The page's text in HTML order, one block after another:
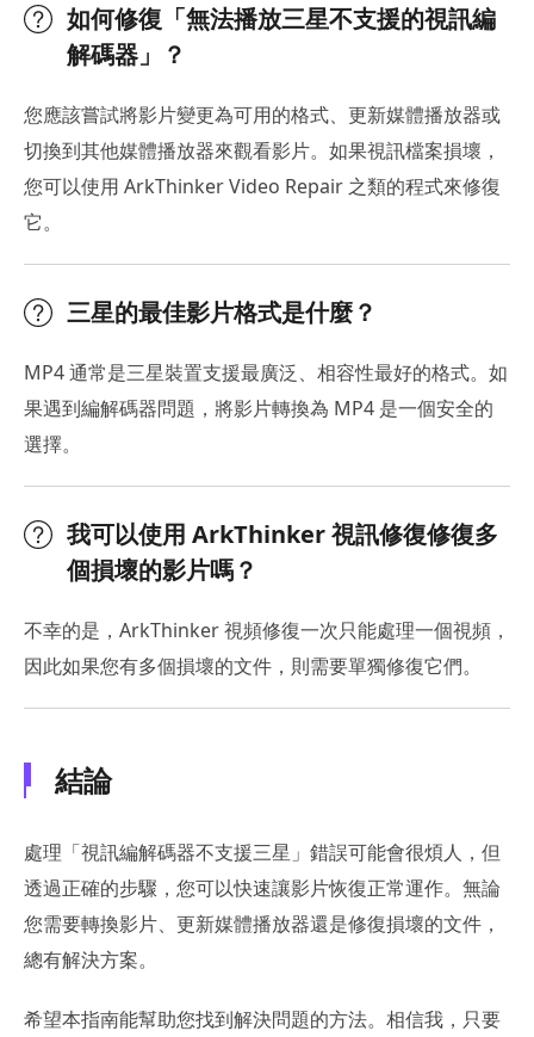
如何修復「無法播放三星不支援的視訊編
解碼器」？
您應該嘗試將影片變更為可用的格式、更新媒體播放器或
切換到其他媒體播放器來觀看影片。如果視訊檔案損壞，
您可以使用 ArkThinker Video Repair 之類的程式來修復
它。
三星的最佳影片格式是什麼？
MP4 通常是三星裝置支援最廣泛、相容性最好的格式。如
果遇到編解碼器問題，將影片轉換為 MP4 是一個安全的
選擇。
我可以使用 ArkThinker 視訊修復修復多
個損壞的影片嗎？
不幸的是，ArkThinker 視頻修復一次只能處理一個視頻，
因此如果您有多個損壞的文件，則需要單獨修復它們。
結論
處理「視訊編解碼器不支援三星」錯誤可能會很煩人，但
透過正確的步驟，您可以快速讓影片恢復正常運作。無論
您需要轉換影片、更新媒體播放器還是修復損壞的文件，
總有解決方案。
希望本指南能幫助您找到解決問題的方法。相信我，只要